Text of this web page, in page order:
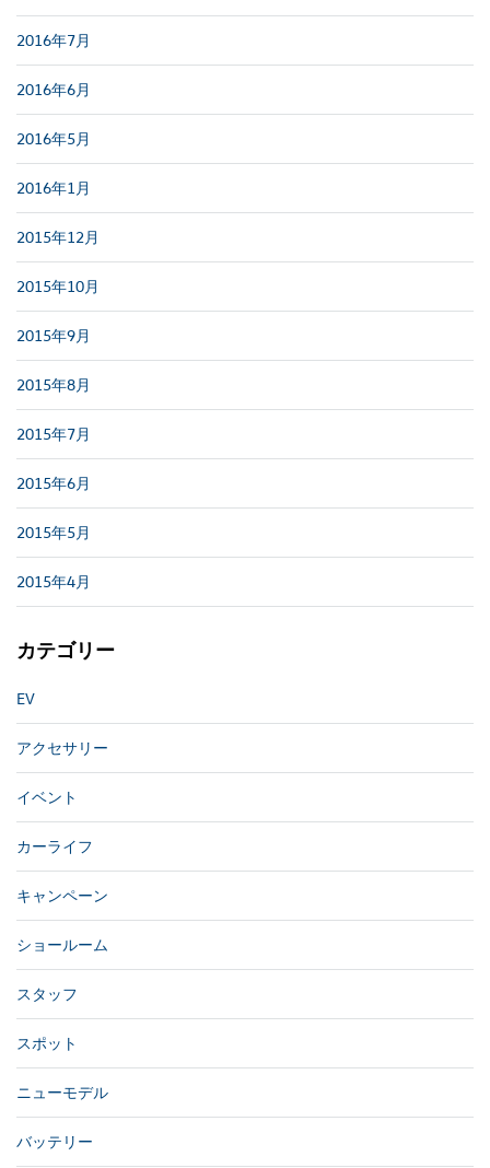
2016年7月
2016年6月
2016年5月
2016年1月
2015年12月
2015年10月
2015年9月
2015年8月
2015年7月
2015年6月
2015年5月
2015年4月
カテゴリー
EV
アクセサリー
イベント
カーライフ
キャンペーン
ショールーム
スタッフ
スポット
ニューモデル
バッテリー